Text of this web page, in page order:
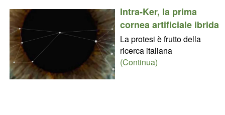
Intra-Ker, la prima
cornea artificiale ibrida
La protesi è frutto della
ricerca italiana
(Continua)